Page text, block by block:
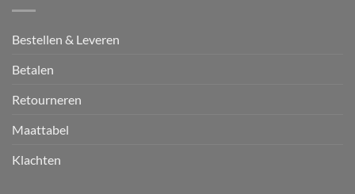
Bestellen & Leveren
Betalen
Retourneren
Maattabel
Klachten